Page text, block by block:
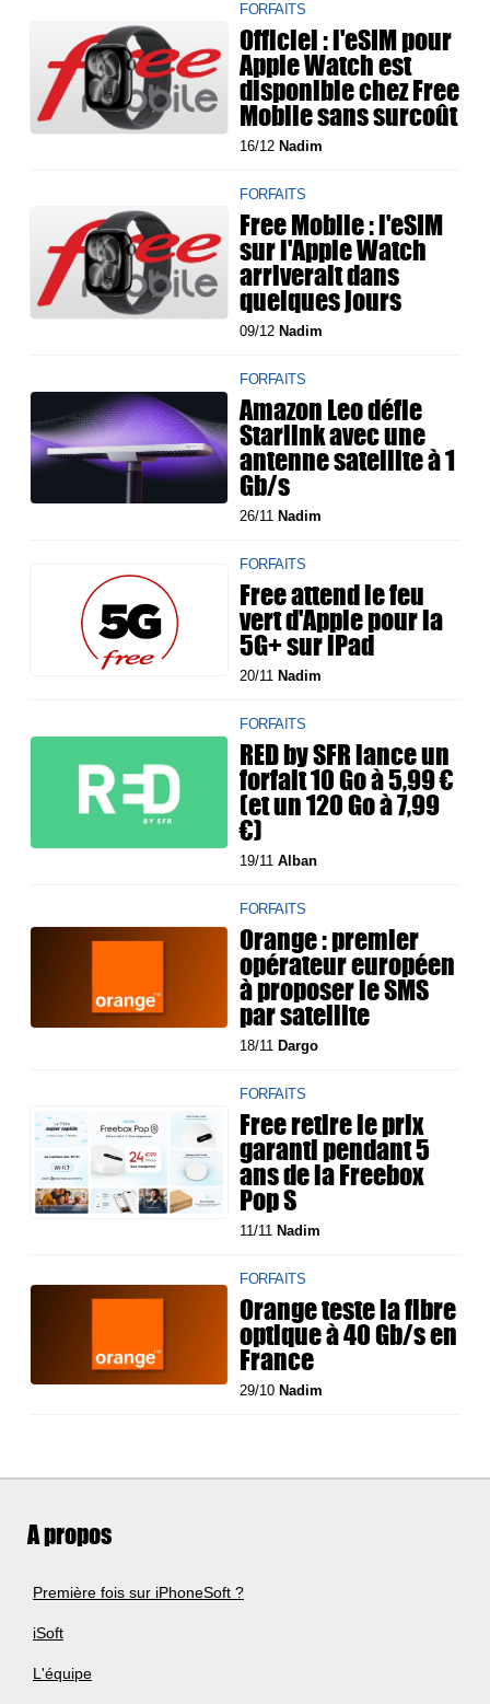
FORFAITS
Officiel : l'eSIM pour
Apple Watch est
disponible chez Free
Mobile sans surcoût
16/12 Nadim
FORFAITS
Free Mobile : l'eSIM
sur l'Apple Watch
arriverait dans
quelques jours
09/12 Nadim
FORFAITS
Amazon Leo défie
Starlink avec une
antenne satellite à 1
Gb/s
26/11 Nadim
FORFAITS
Free attend le feu
vert d'Apple pour la
5G+ sur iPad
20/11 Nadim
FORFAITS
RED by SFR lance un
forfait 10 Go à 5,99 €
(et un 120 Go à 7,99
€)
19/11Alban
FORFAITS
Orange : premier
opérateur européen
à proposer le SMS
par satellite
18/11 Dargo
FORFAITS
Free retire le prix
garanti pendant 5
ans de la Freebox
Pop S
11/11 Nadim
FORFAITS
Orange teste la fibre
optique à 40 Gb/s en
France
29/10 Nadim
A propos
Première fois sur iPhoneSoft ?
iSoft
L'équipe